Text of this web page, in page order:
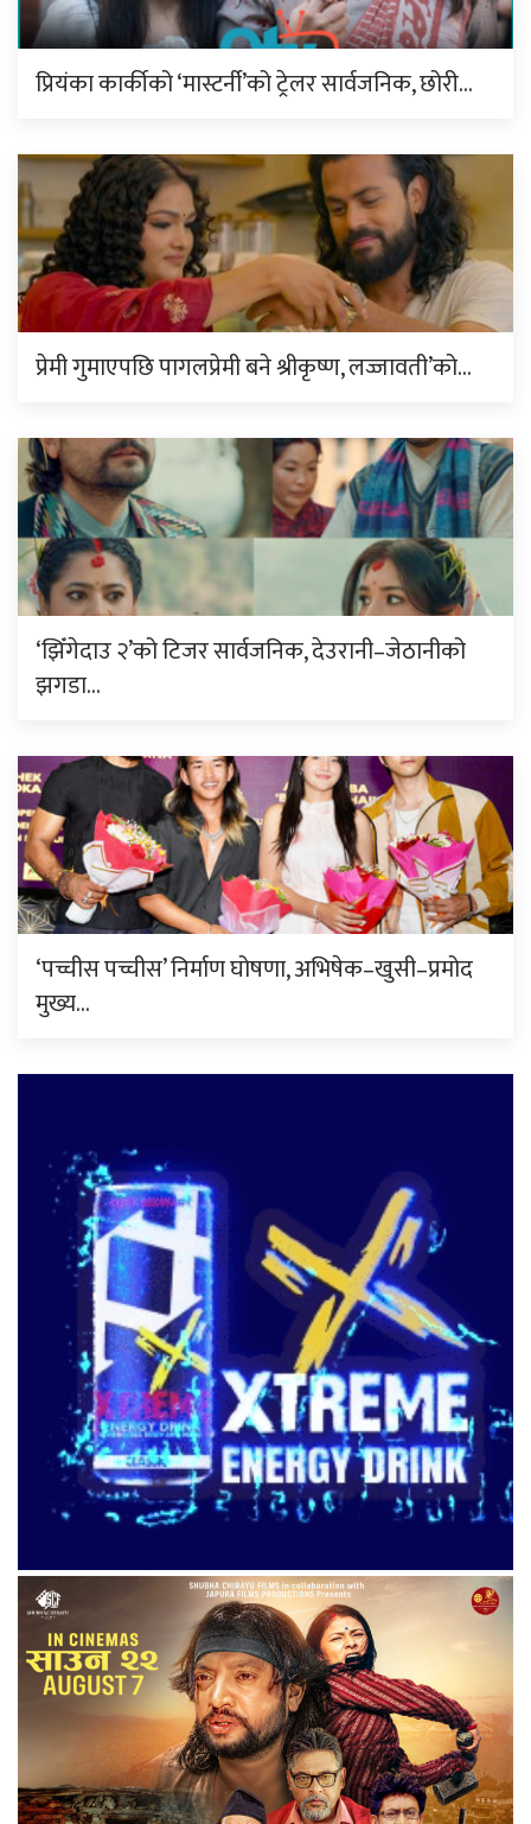
प्रियंका कार्कीको ‘मास्टर्नी’को ट्रेलर सार्वजनिक, छोरी…
प्रेमी गुमाएपछि पागलप्रेमी बने श्रीकृष्ण, लज्जावती’को…
‘झिँगेदाउ २’को टिजर सार्वजनिक, देउरानी–जेठानीको
झगडा…
‘पच्चीस पच्चीस’ निर्माण घोषणा, अभिषेक–खुसी–प्रमोद
मुख्य…